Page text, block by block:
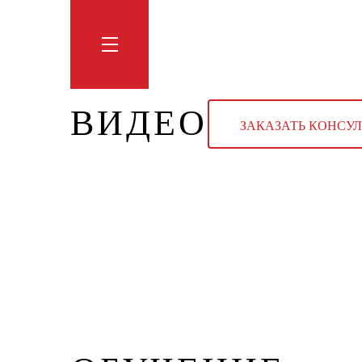
ВИДЕО ЗАКАЗАТЬ